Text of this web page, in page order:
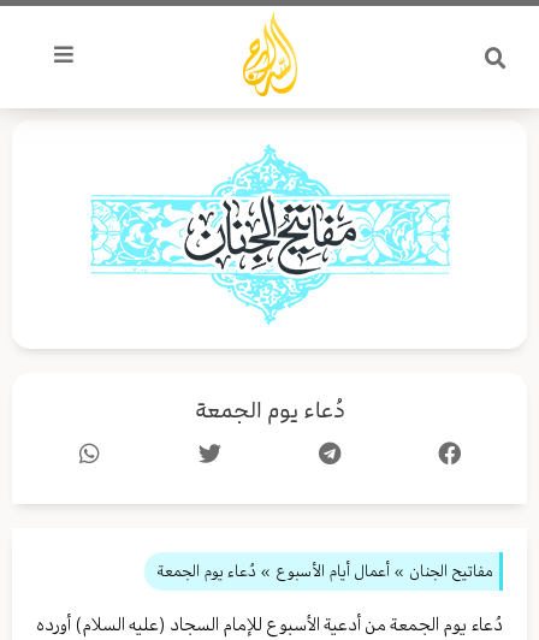
تخطي
المحتوى
دُعاء يوم الجمعة
مفاتيح الجنان » أعمال أيام الأسبوع » دُعاء يوم الجمعة
دُعاء يوم الجمعة من أدعية الأسبوع للإمام السجاد (عليه السلام) أورده